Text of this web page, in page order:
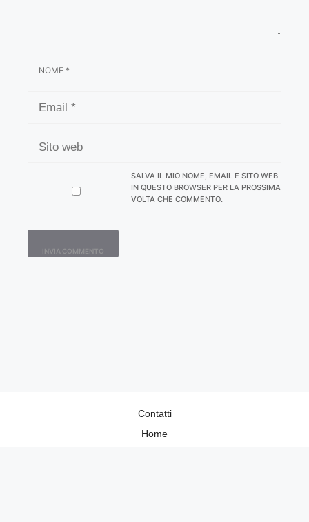
WEB
SALVA IL MIO NOME, EMAIL E SITO WEB
IN QUESTO BROWSER PER LA PROSSIMA
VOLTA CHE COMMENTO.
Contatti
Home